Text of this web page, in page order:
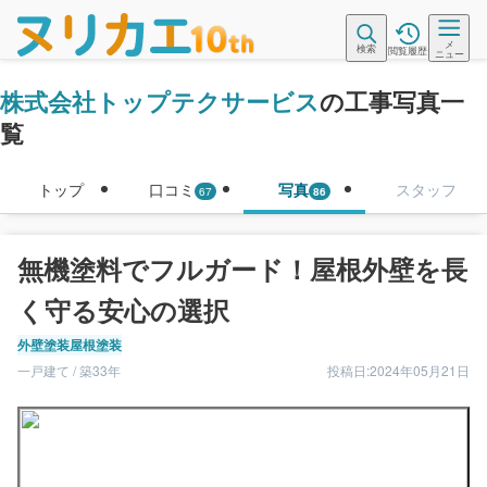
検索 閲覧履歴
メ
ニュー
株式会社トップテクサービスの工事写真一
覧
トップ 口コミ 67 写真 86 スタッフ
無機塗料でフルガード！屋根外壁を長
く守る安心の選択
外壁塗装屋根塗装
一戸建て / 築33年 投稿日:2024年05月21日